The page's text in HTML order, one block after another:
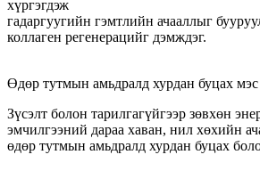
хүргэгдэж
гадаргуугийн гэмтлийн ачааллыг
коллаген регенерацийг дэмждэг.
Өдөр тутмын амьдралд хурдан буцах
Зүсэлт болон тарилгагүйгээр зөвхөн
эмчилгээний дараа хаван, нил хөхийн
өдөр тутмын амьдралд хурдан буцах